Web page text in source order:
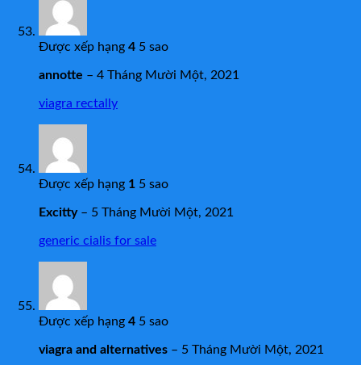
Được xếp hạng 4 5 sao
annotte – 4 Tháng Mười Một, 2021
viagra rectally
Được xếp hạng 1 5 sao
Excitty – 5 Tháng Mười Một, 2021
generic cialis for sale
Được xếp hạng 4 5 sao
viagra and alternatives – 5 Tháng Mười Một, 2021